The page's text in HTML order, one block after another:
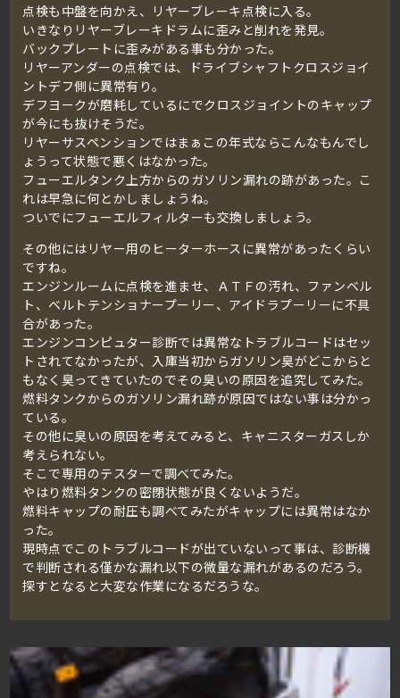
点検も中盤を向かえ、リヤーブレーキ点検に入る。
いきなりリヤーブレーキドラムに歪みと削れを発見。
バックプレートに歪みがある事も分かった。
リヤーアンダーの点検では、ドライブシャフトクロスジョイ
ントデフ側に異常有り。
デフヨークが磨耗しているにでクロスジョイントのキャップ
が今にも抜けそうだ。
リヤーサスペンションではまぁこの年式ならこんなもんでし
ょうって状態で悪くはなかった。
フューエルタンク上方からのガソリン漏れの跡があった。こ
れは早急に何とかしましょうね。
ついでにフューエルフィルターも交換しましょう。
その他にはリヤー用のヒーターホースに異常があったくらい
ですね。
エンジンルームに点検を進ませ、ＡＴＦの汚れ、ファンベル
ト、ベルトテンショナープーリー、アイドラプーリーに不具
合があった。
エンジンコンピュター診断では異常なトラブルコードはセッ
トされてなかったが、入庫当初からガソリン臭がどこからと
もなく臭ってきていたのでその臭いの原因を追究してみた。
燃料タンクからのガソリン漏れ跡が原因ではない事は分かっ
ている。
その他に臭いの原因を考えてみると、キャニスターガスしか
考えられない。
そこで専用のテスターで調べてみた。
やはり燃料タンクの密閉状態が良くないようだ。
燃料キャップの耐圧も調べてみたがキャップには異常はなか
った。
現時点でこのトラブルコードが出ていないって事は、診断機
で判断される僅かな漏れ以下の微量な漏れがあるのだろう。
探すとなると大変な作業になるだろうな。